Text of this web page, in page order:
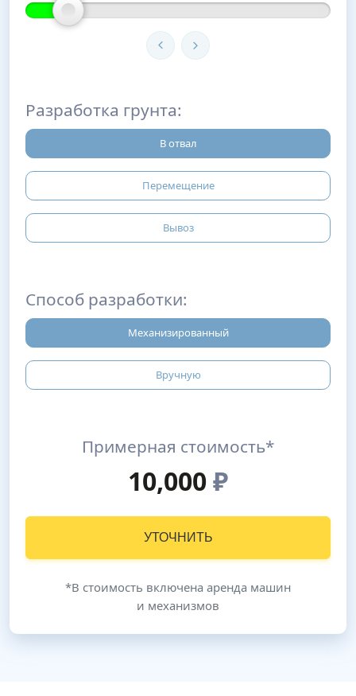
Разработка грунта:
В отвал
Перемещение
Вывоз
Способ разработки:
Механизированный
Вручную
Примерная стоимость*
10,000₽
УТОЧНИТЬ
*В стоимость включена аренда машин
и механизмов